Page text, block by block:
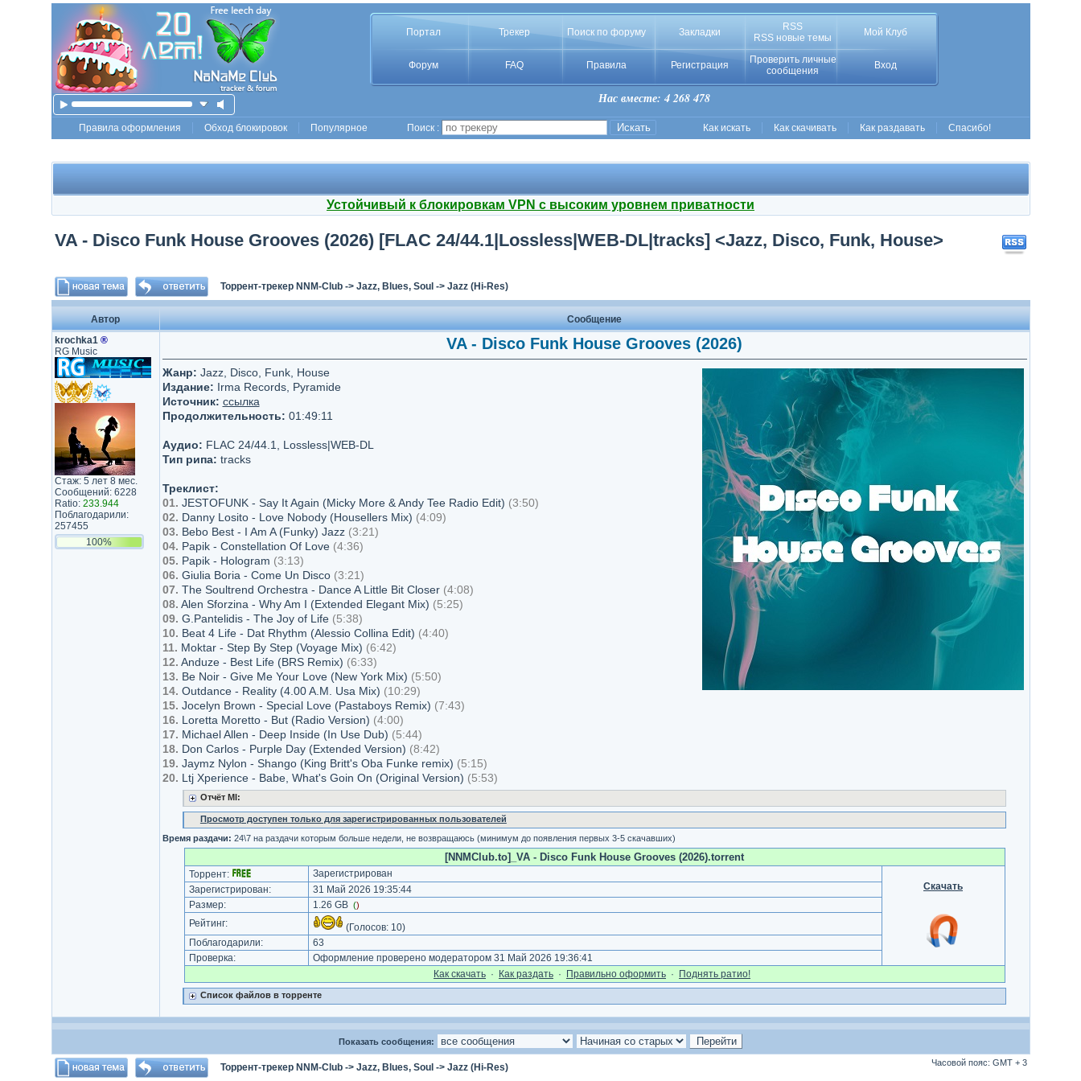
Портал Трекер Поиск по форуму Закладки
RSS
RSS новые темы
Мой Клуб
Форум FAQ Правила Регистрация
Проверить личные
сообщения
Вход
Нас вместе: 4 268 478
Правила оформления Обход блокировок Популярное Поиск : Как искать Как скачивать Как раздавать Спасибо!
Устойчивый к блокировкам VPN с высоким уровнем приватности
VA - Disco Funk House Grooves (2026) [FLAC 24/44.1|Lossless|WEB-DL|tracks] <Jazz, Disco, Funk, House>
Торрент-трекер NNM-Club-> Jazz, Blues, Soul -> Jazz (Hi-Res)
Автор
Сообщение
krochka1 ®
RG Music
Стаж: 5 лет 8 мес.
Сообщений: 6228
Ratio: 233.944
Поблагодарили:
257455
100%
VA - Disco Funk House Grooves (2026)
Жанр: Jazz, Disco, Funk, House
Издание: Irma Records, Pyramide
Источник: ссылка
Продолжительность: 01:49:11
Аудио: FLAC 24/44.1, Lossless|WEB-DL
Тип рипа: tracks
Треклист:
01. JESTOFUNK - Say It Again (Micky More & Andy Tee Radio Edit) (3:50)
02. Danny Losito - Love Nobody (Housellers Mix) (4:09)
03. Bebo Best - I Am A (Funky) Jazz (3:21)
04. Papik - Constellation Of Love (4:36)
05. Papik - Hologram (3:13)
06. Giulia Boria - Come Un Disco (3:21)
07. The Soultrend Orchestra - Dance A Little Bit Closer (4:08)
08. Alen Sforzina - Why Am I (Extended Elegant Mix) (5:25)
09. G.Pantelidis - The Joy of Life (5:38)
10. Beat 4 Life - Dat Rhythm (Alessio Collina Edit) (4:40)
11. Moktar - Step By Step (Voyage Mix) (6:42)
12. Anduze - Best Life (BRS Remix) (6:33)
13. Be Noir - Give Me Your Love (New York Mix) (5:50)
14. Outdance - Reality (4.00 A.M. Usa Mix) (10:29)
15. Jocelyn Brown - Special Love (Pastaboys Remix) (7:43)
16. Loretta Moretto - But (Radio Version) (4:00)
17. Michael Allen - Deep Inside (In Use Dub) (5:44)
18. Don Carlos - Purple Day (Extended Version) (8:42)
19. Jaymz Nylon - Shango (King Britt's Oba Funke remix) (5:15)
20. Ltj Xperience - Babe, What's Goin On (Original Version) (5:53)
Отчёт MI:
Просмотр доступен только для зарегистрированных пользователей
Время раздачи: 24\7 на раздачи которым больше недели, не возвращаюсь (минимум до появления первых 3-5 скачавших)
[NNMClub.to]_VA - Disco Funk House Grooves (2026).torrent
Торрент:
Зарегистрирован
Скачать
Зарегистрирован:
31 Май 2026 19:35:44
Размер:
1.26 GB ()
Рейтинг: (Голосов: 10)
Поблагодарили:
63
Проверка:
Оформление проверено модератором 31 Май 2026 19:36:41
Как cкачать · Как раздать · Правильно оформить · Поднять ратио!
Список файлов в торренте
Показать сообщения:
Торрент-трекер NNM-Club-> Jazz, Blues, Soul -> Jazz (Hi-Res) Часовой пояс: GMT + 3